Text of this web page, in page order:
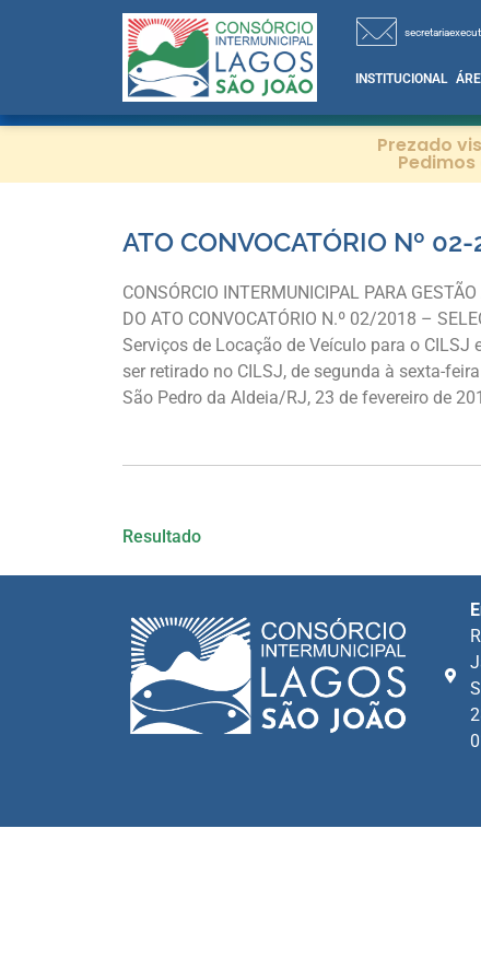
INSTITUCIONAL
Prezado
ATO CONVOCATÓRIO Nº
CONSÓRCIO INTERMUNICIPAL PARA
DO ATO CONVOCATÓRIO N.º 02/2018 –
Serviços de Locação de Veículo para o
ser retirado no CILSJ, de segunda à sexta-
São Pedro da Aldeia/RJ, 23 de fevereiro de
Resultado